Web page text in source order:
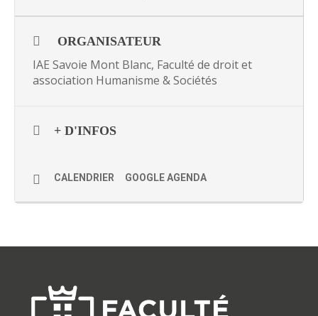
ORGANISATEUR
IAE Savoie Mont Blanc, Faculté de droit et
association Humanisme & Sociétés
+ D'INFOS
CALENDRIER GOOGLE AGENDA